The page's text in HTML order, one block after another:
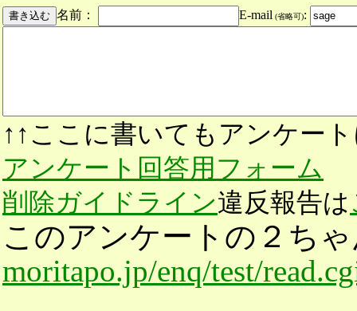
名前： E-mail (省略可):
↑↑ここに書いてもアンケー
アンケート回答用フォーム
削除ガイドライン違反報告は
このアンケートの２ち
moritapo.jp/enq/test/